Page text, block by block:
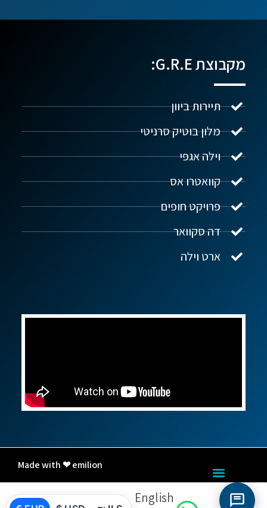
מקבוצת G.R.E:
תיירות ביוון
מלון בוטיק סרניטי
וילה אגפי
קוואטרו אס
פרויקט חופים
דה סקוואר
ארט וילה
Made with ❤ emilion
English עברית
נדל"ן ביוון G.R.E
שלום! איך אפשר לעזור?